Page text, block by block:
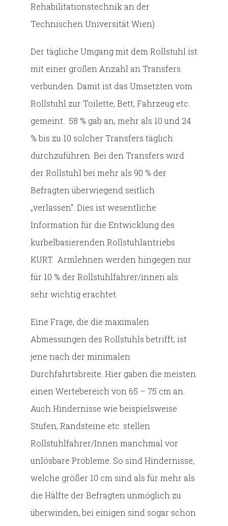
Rehabilitationstechnik an der
Technischen Universität Wien).
Der tägliche Umgang mit dem Rollstuhl ist
mit einer großen Anzahl an Transfers
verbunden. Damit ist das Umsetzten vom
Rollstuhl zur Toilette, Bett, Fahrzeug etc.
gemeint. 58 % gab an, mehr als 10 und 24
% bis zu 10 solcher Transfers täglich
durchzuführen. Bei den Transfers wird
der Rollstuhl bei mehr als 90 % der
Befragten überwiegend seitlich
„verlassen“. Dies ist wesentliche
Information für die Entwicklung des
kurbelbasierenden Rollstuhlantriebs
KURT. Armlehnen werden hingegen nur
für 10 % der Rollstuhlfahrer/innen als
sehr wichtig erachtet.
Eine Frage, die die maximalen
Abmessungen des Rollstuhls betrifft, ist
jene nach der minimalen
Durchfahrtsbreite. Hier gaben die meisten
einen Wertebereich von 65 – 75 cm an.
Auch Hindernisse wie beispielsweise
Stufen, Randsteine etc. stellen
Rollstuhlfahrer/Innen manchmal vor
unlösbare Probleme. So sind Hindernisse,
welche größer 10 cm sind als für mehr als
die Hälfte der Befragten unmöglich zu
überwinden, bei einigen sind sogar schon